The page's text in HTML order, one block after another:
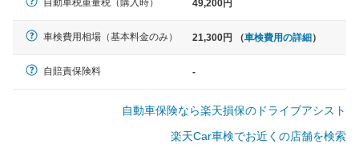
ラ、ステップワゴン など
クラウン、アルファード、フォレ
カD:5 など
自動車税重量税（購入時） 49,200円
車検費用相場（基本料金のみ） 21,300円 （車検費用の詳細）
自賠責保険料 -
自動車保険なら楽天損保のドライブアシスト
楽天Car車検でお近くの店舗を検索